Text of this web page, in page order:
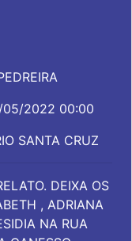
05/2022 00:00
SANTA CRUZ
DEIXA OS
, ADRIANA
NA RUA